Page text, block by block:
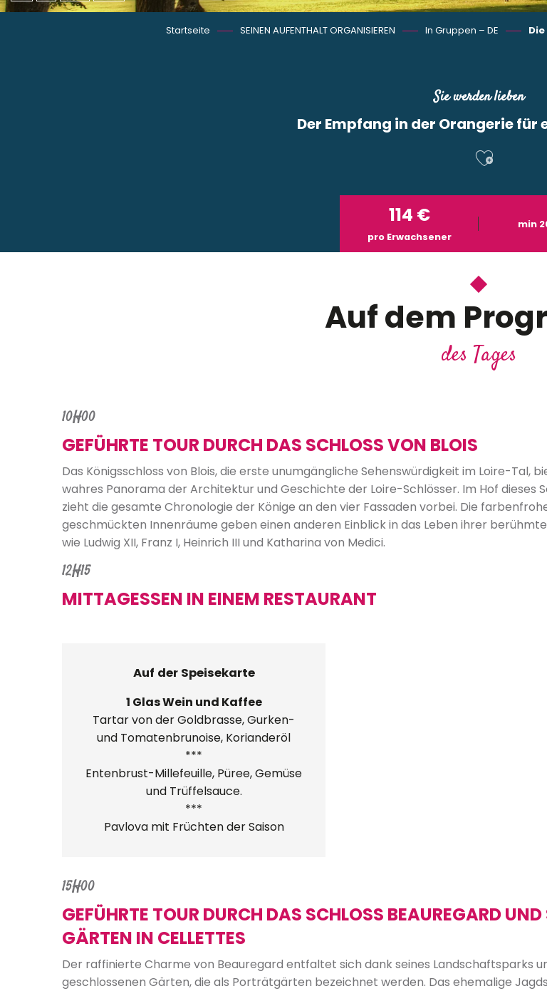
Startseite SEINEN AUFENTHALT ORGANISIEREN In Gruppen – DE
Sie werden lieben
Der Empfang in der Orangerie für
114 €
pro Erwachsener
min
Auf dem
des Tages
10H00
GEFÜHRTE TOUR DURCH DAS SCHLOSS VON BLOIS
Das Königsschloss von Blois, die erste unumgängliche Sehenswürdigkeit im Loire-Tal,
wahres Panorama der Architektur und Geschichte der Loire-Schlösser. Im Hof dieses
zieht die gesamte Chronologie der Könige an den vier Fassaden vorbei. Die
geschmückten Innenräume geben einen anderen Einblick in das Leben ihrer
wie Ludwig XII, Franz I, Heinrich III und Katharina von Medici.
12H15
MITTAGESSEN IN EINEM RESTAURANT
Auf der Speisekarte
1 Glas Wein und Kaffee
Tartar von der Goldbrasse, Gurken-
und Tomatenbrunoise, Korianderöl
***
Entenbrust-Millefeuille, Püree, Gemüse
und Trüffelsauce.
***
Pavlova mit Früchten der Saison
15H00
GEFÜHRTE TOUR DURCH DAS SCHLOSS BEAUREGARD UND
GÄRTEN IN CELLETTES
Der raffinierte Charme von Beauregard entfaltet sich dank seines Landschaftsparks
geschlossenen Gärten, die als Porträtgärten bezeichnet werden. Das ehemalige